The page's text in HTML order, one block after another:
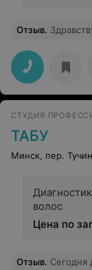
Отзыв.
ТАБУ
Минск, пер.
волос
Цена по
Отзыв. Сегодня